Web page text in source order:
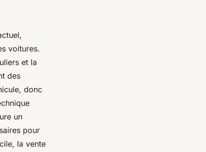
voitures.
et la
des
donc
un
pour
la vente